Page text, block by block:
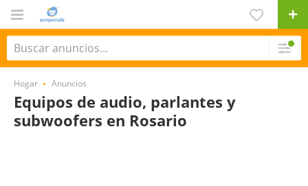
Hogar Anuncios
Equipos de audio, parlantes y
subwoofers en Rosario